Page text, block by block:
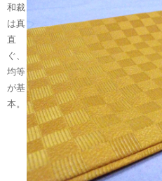
和裁
は真
直
ぐ、
均等
が基
本。